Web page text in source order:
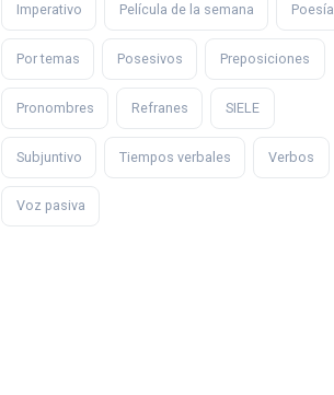
Imperativo Película de la semana Poesía
Por temas Posesivos Preposiciones
Pronombres Refranes SIELE
Subjuntivo Tiempos verbales Verbos
Voz pasiva